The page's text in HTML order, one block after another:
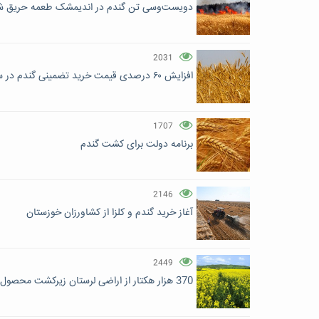
دویست‌وسی تن گندم در اندیمشک طعمه حریق
2031
افزایش ۶۰ درصدی قیمت خرید تضمینی گندم در سال جاری
1707
برنامه دولت برای کشت گندم
2146
آغاز خرید گندم و کلزا از کشاورزان خوزستان
2449
370 هزار هکتار از اراضی لرستان زیرکشت محصول رفته است